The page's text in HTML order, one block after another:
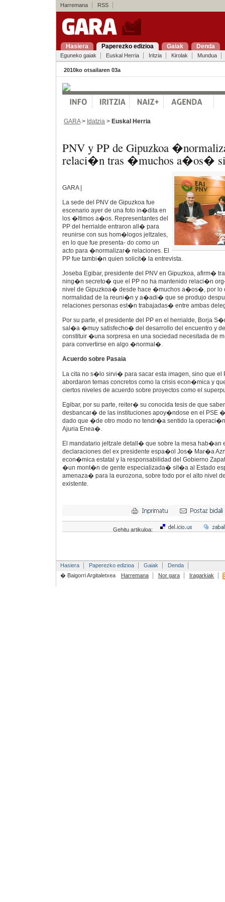
Harremana RSS
Hasiera Paperezko edizioa Gaiak Denda
Eguneko gaiak Euskal Herria Iritzia Kirolak Mundua
2010ko otsailaren 03a
GARA> Idatzia > Euskal Herria
PNV y PP de Gipuzkoa
relaci�n tras �muchos a�os�
GARA |
La sede del PNV de Gipuzkoa fue
escenario ayer de una foto in�dita en
los �ltimos a�os. Representantes del
PP del herrialde entraron all� para
reunirse con sus hom�logos jeltzales,
en lo que fue presenta- do como un
acto para �normalizar� relaciones. El
PP fue tambi�n quien solicit� la entrevista.
Joseba Egibar, presidente del PNV en Gipuzkoa, afirm�
ning�n secreto� que el PP no ha mantenido relaci�n
nivel de Gipuzkoa� desde hace �muchos a�os�, por lo
normalidad de la reuni�n y a�adi� que se produjo
relaciones personas est�n trabajadas� entre ambas
Por su parte, el presidente del PP en el herrialde, Borja
sal�a �muy satisfecho� del desarrollo del encuentro y
constituir �una sorpresa en una sociedad necesitada de
para convertirse en algo �normal�.
Acuerdo sobre Pasaia
La cita no s�lo sirvi� para sacar esta imagen, sino que el
abordaron temas concretos como la crisis econ�mica y
ciertos niveles de acuerdo sobre proyectos como el
Egibar, por su parte, reiter� su conocida tesis de que
desbancar� de las instituciones apoy�ndose en el PSE
dado que �de otro modo no tendr�a sentido la
Ajuria Enea�.
El mandatario jeltzale detall� que sobre la mesa hab�an
declaraciones del ex presidente espa�ol Jos� Mar�a
econ�mica estatal y la responsabilidad del Gobierno
�un mont�n de gente especializada� sit�a al Estado
amenaza� para la eurozona, sobre todo por el alto nivel
existente.
Gehitu artikuloa:
Hasiera Paperezko edizioa Gaiak
Denda
� Baigorri Argitaletxea
Harremana Nor gara Iragarkiak